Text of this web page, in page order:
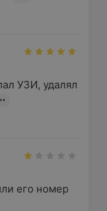
УЗИ, удалял
его номер